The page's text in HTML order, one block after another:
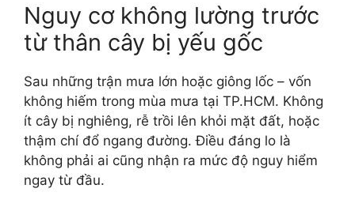
Nguy cơ không lường trước
từ thân cây bị yếu gốc
Sau những trận mưa lớn hoặc giông lốc – vốn
không hiếm trong mùa mưa tại TP.HCM. Không
ít cây bị nghiêng, rễ trồi lên khỏi mặt đất, hoặc
thậm chí đổ ngang đường. Điều đáng lo là
không phải ai cũng nhận ra mức độ nguy hiểm
ngay từ đầu.